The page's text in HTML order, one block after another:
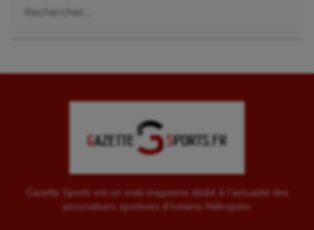
Gazette Sports est un web magazine dédié à l'actualité des
associations sportives d'Amiens Métropole.